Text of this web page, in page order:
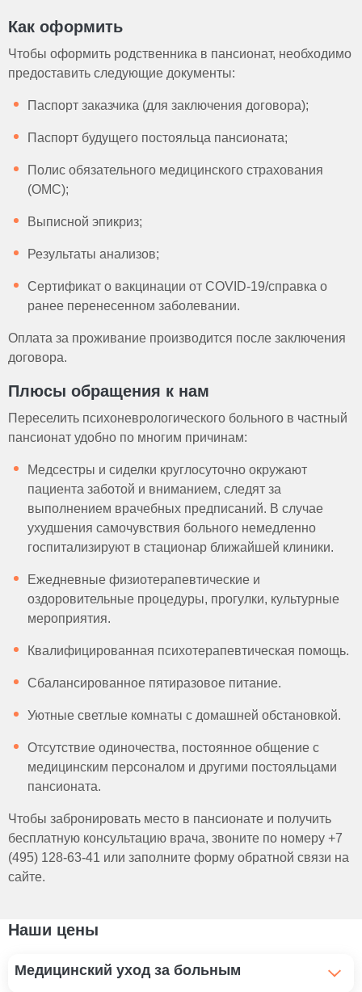
Как оформить
Чтобы оформить родственника в пансионат, необходимо
предоставить следующие документы:
Паспорт заказчика (для заключения договора);
Паспорт будущего постояльца пансионата;
Полис обязательного медицинского страхования
(ОМС);
Выписной эпикриз;
Результаты анализов;
Сертификат о вакцинации от COVID-19/справка о
ранее перенесенном заболевании.
Оплата за проживание производится после заключения
договора.
Плюсы обращения к нам
Переселить психоневрологического больного в частный
пансионат удобно по многим причинам:
Медсестры и сиделки круглосуточно окружают
пациента заботой и вниманием, следят за
выполнением врачебных предписаний. В случае
ухудшения самочувствия больного немедленно
госпитализируют в стационар ближайшей клиники.
Ежедневные физиотерапевтические и
оздоровительные процедуры, прогулки, культурные
мероприятия.
Квалифицированная психотерапевтическая помощь.
Сбалансированное пятиразовое питание.
Уютные светлые комнаты с домашней обстановкой.
Отсутствие одиночества, постоянное общение с
медицинским персоналом и другими постояльцами
пансионата.
Чтобы забронировать место в пансионате и получить
бесплатную консультацию врача, звоните по номеру +7
(495) 128-63-41 или заполните форму обратной связи на
сайте.
Наши цены
Медицинский уход за больным